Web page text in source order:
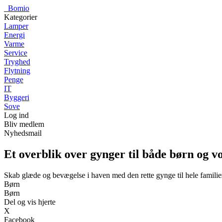
Bomio
Kategorier
Lamper
Energi
Varme
Service
Tryghed
Flytning
Penge
IT
Byggeri
Sove
Log ind
Bliv medlem
Nyhedsmail
Et overblik over gynger til både børn og
Skab glæde og bevægelse i haven med den rette gynge til hele
Børn
Børn
Del og vis hjerte
X
Facebook